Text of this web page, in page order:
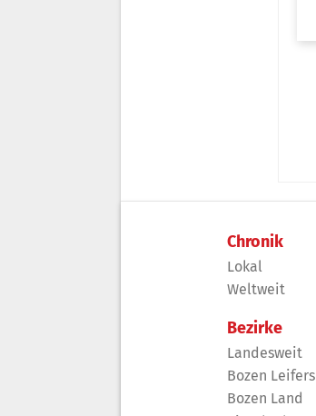
Chronik
Lokal
Weltweit
Bezirke
Landesweit
Bozen Leifers
Bozen Land